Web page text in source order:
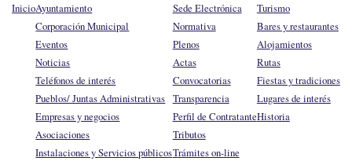
InicioAyuntamiento
Corporación Municipal
Eventos
Noticias
Teléfonos de interés
Pueblos/ Juntas Administrativas
Empresas y negocios
Asociaciones
Instalaciones y Servicios públicos
Sede Electrónica
Normativa
Plenos
Actas
Convocatorias
Transparencia
Perfil de Contratante
Tributos
Trámites on-line
Turismo
Bares y restaurantes
Alojamientos
Rutas
Fiestas y tradiciones
Lugares de interés
Historia